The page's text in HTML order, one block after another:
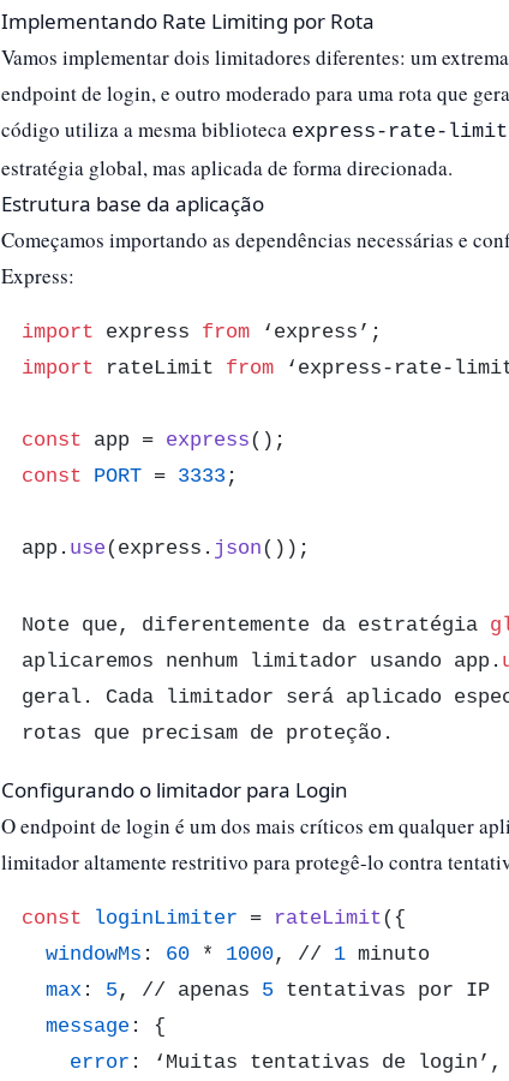
Implementando Rate Limiting por Rota
Vamos implementar dois limitadores diferentes: um
endpoint de login, e outro moderado para uma rota que
código utiliza a mesma biblioteca express-rate-limit
estratégia global, mas aplicada de forma direcionada.
Estrutura base da aplicação
Começamos importando as dependências necessárias e
Express:
import express from
import rateLimit from ‘express-rate-
const app = express
const
PORT = 3333 ;
app. use(express. json());
Note que, diferentemente da estratégia
aplicaremos nenhum limitador usando app.
geral. Cada limitador será aplicado
rotas que precisam de proteção.​
Configurando o limitador para Login
O endpoint de login é um dos mais críticos em qualquer
limitador altamente restritivo para protegê-lo contra
const loginLimiter = rateLimit({
windowMs : 60 * 1000, // 1 minuto
max : 5 , // apenas 5 tentativas por IP
message : {
error : ‘Muitas tentativas de login’,